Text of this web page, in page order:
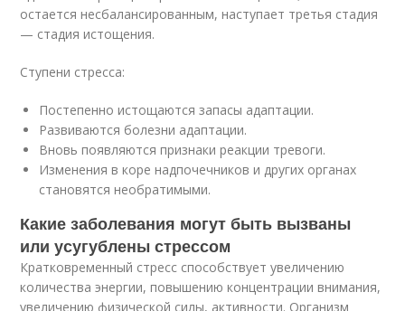
остается несбалансированным, наступает третья стадия
— стадия истощения.
Ступени стресса:
Постепенно истощаются запасы адаптации.
Развиваются болезни адаптации.
Вновь появляются признаки реакции тревоги.
Изменения в коре надпочечников и других органах
становятся необратимыми.
Какие заболевания могут быть вызваны
или усугублены стрессом
Кратковременный стресс способствует увеличению
количества энергии, повышению концентрации внимания,
увеличению физической силы, активности. Организм